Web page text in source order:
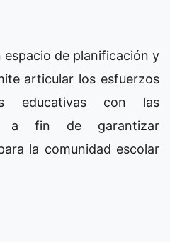
espacio de planificación y
articular los esfuerzos
educativas con las
a fin de garantizar
la comunidad escolar